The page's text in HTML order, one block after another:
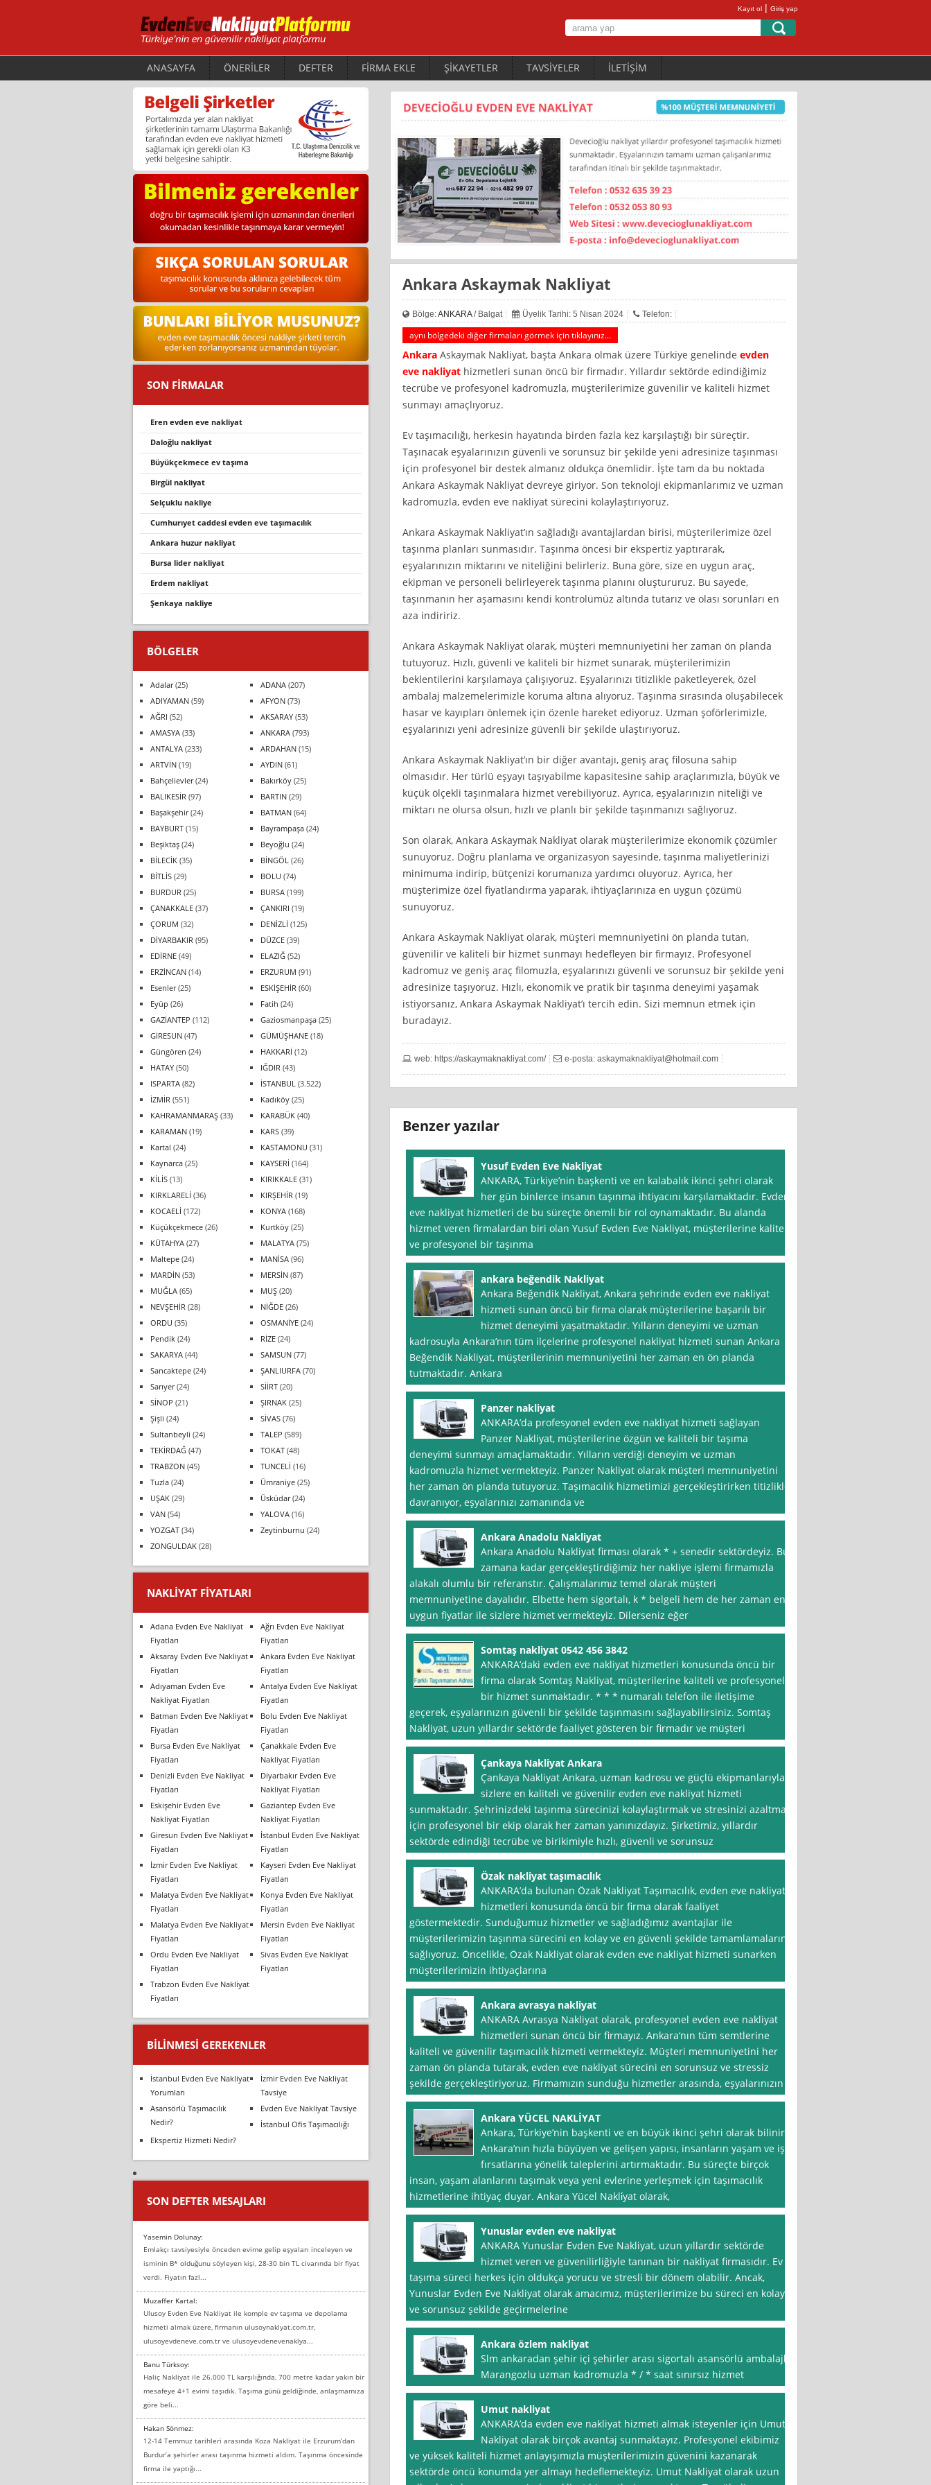
Kayıt ol | Giriş yap
ANASAYFA ÖNERİLER DEFTER FİRMA EKLE ŞİKAYETLER TAVSİYELER İLETİŞİM
Ankara Askaymak Nakliyat
Bölge:ANKARA/ Balgat Üyelik Tarihi: 5 Nisan 2024 Telefon:
aynı bölgedeki diğer firmaları görmek için tıklayınız...
AnkaraAskaymak Nakliyat, başta Ankara olmak üzere Türkiye genelinde evden
eve nakliyathizmetleri sunan öncü bir firmadır. Yıllardır sektörde edindiğimiz
tecrübe ve profesyonel kadromuzla, müşterilerimize güvenilir ve kaliteli hizmet
sunmayı amaçlıyoruz.
Ev taşımacılığı, herkesin hayatında birden fazla kez karşılaştığı bir süreçtir.
Taşınacak eşyalarınızın güvenli ve sorunsuz bir şekilde yeni adresinize taşınması
için profesyonel bir destek almanız oldukça önemlidir. İşte tam da bu noktada
Ankara Askaymak Nakliyat devreye giriyor. Son teknoloji ekipmanlarımız ve uzman
kadromuzla, evden eve nakliyat sürecini kolaylaştırıyoruz.
Ankara Askaymak Nakliyat’ın sağladığı avantajlardan birisi, müşterilerimize özel
taşınma planları sunmasıdır. Taşınma öncesi bir ekspertiz yaptırarak,
eşyalarınızın miktarını ve niteliğini belirleriz. Buna göre, size en uygun araç,
ekipman ve personeli belirleyerek taşınma planını oluştururuz. Bu sayede,
taşınmanın her aşamasını kendi kontrolümüz altında tutarız ve olası sorunları en
aza indiririz.
Ankara Askaymak Nakliyat olarak, müşteri memnuniyetini her zaman ön planda
tutuyoruz. Hızlı, güvenli ve kaliteli bir hizmet sunarak, müşterilerimizin
beklentilerini karşılamaya çalışıyoruz. Eşyalarınızı titizlikle paketleyerek, özel
ambalaj malzemelerimizle koruma altına alıyoruz. Taşınma sırasında oluşabilecek
hasar ve kayıpları önlemek için özenle hareket ediyoruz. Uzman şoförlerimizle,
eşyalarınızı yeni adresinize güvenli bir şekilde ulaştırıyoruz.
Ankara Askaymak Nakliyat’ın bir diğer avantajı, geniş araç filosuna sahip
olmasıdır. Her türlü eşyayı taşıyabilme kapasitesine sahip araçlarımızla, büyük ve
küçük ölçekli taşınmalara hizmet verebiliyoruz. Ayrıca, eşyalarınızın niteliği ve
miktarı ne olursa olsun, hızlı ve planlı bir şekilde taşınmanızı sağlıyoruz.
Son olarak, Ankara Askaymak Nakliyat olarak müşterilerimize ekonomik çözümler
sunuyoruz. Doğru planlama ve organizasyon sayesinde, taşınma maliyetlerinizi
minimuma indirip, bütçenizi korumanıza yardımcı oluyoruz. Ayrıca, her
müşterimize özel fiyatlandırma yaparak, ihtiyaçlarınıza en uygun çözümü
sunuyoruz.
Ankara Askaymak Nakliyat olarak, müşteri memnuniyetini ön planda tutan,
güvenilir ve kaliteli bir hizmet sunmayı hedefleyen bir firmayız. Profesyonel
kadromuz ve geniş araç filomuzla, eşyalarınızı güvenli ve sorunsuz bir şekilde yeni
adresinize taşıyoruz. Hızlı, ekonomik ve pratik bir taşınma deneyimi yaşamak
istiyorsanız, Ankara Askaymak Nakliyat’ı tercih edin. Sizi memnun etmek için
buradayız.
web: https://askaymaknakliyat.com/ e-posta: askaymaknakliyat@hotmail.com
Benzer yazılar
Yusuf Evden Eve Nakliyat
ANKARA, Türkiye’nin başkenti ve en kalabalık ikinci şehri olarak
her gün binlerce insanın taşınma ihtiyacını karşılamaktadır. Evden
eve nakliyat hizmetleri de bu süreçte önemli bir rol oynamaktadır. Bu alanda
hizmet veren firmalardan biri olan Yusuf Evden Eve Nakliyat, müşterilerine kaliteli
ve profesyonel bir taşınma
ankara beğendik Nakliyat
Ankara Beğendik Nakliyat, Ankara şehrinde evden eve nakliyat
hizmeti sunan öncü bir firma olarak müşterilerine başarılı bir
hizmet deneyimi yaşatmaktadır. Yılların deneyimi ve uzman
kadrosuyla Ankara’nın tüm ilçelerine profesyonel nakliyat hizmeti sunan Ankara
Beğendik Nakliyat, müşterilerinin memnuniyetini her zaman en ön planda
tutmaktadır. Ankara
Panzer nakliyat
ANKARA’da profesyonel evden eve nakliyat hizmeti sağlayan
Panzer Nakliyat, müşterilerine özgün ve kaliteli bir taşıma
deneyimi sunmayı amaçlamaktadır. Yılların verdiği deneyim ve uzman
kadromuzla hizmet vermekteyiz. Panzer Nakliyat olarak müşteri memnuniyetini
her zaman ön planda tutuyoruz. Taşımacılık hizmetimizi gerçekleştirirken titizlikle
davranıyor, eşyalarınızı zamanında ve
Ankara Anadolu Nakliyat
Ankara Anadolu Nakliyat firması olarak * + senedir sektördeyiz. Bu
zamana kadar gerçekleştirdiğimiz her nakliye işlemi firmamızla
alakalı olumlu bir referanstır. Çalışmalarımız temel olarak müşteri
memnuniyetine dayalıdır. Elbette hem sigortalı, k * belgeli hem de her zaman en
uygun fiyatlar ile sizlere hizmet vermekteyiz. Dilerseniz eğer
Somtaş nakliyat 0542 456 3842
ANKARA’daki evden eve nakliyat hizmetleri konusunda öncü bir
firma olarak Somtaş Nakliyat, müşterilerine kaliteli ve profesyonel
bir hizmet sunmaktadır. * * * numaralı telefon ile iletişime
geçerek, eşyalarınızın güvenli bir şekilde taşınmasını sağlayabilirsiniz. Somtaş
Nakliyat, uzun yıllardır sektörde faaliyet gösteren bir firmadır ve müşteri
Çankaya Nakliyat Ankara
Çankaya Nakliyat Ankara, uzman kadrosu ve güçlü ekipmanlarıyla
sizlere en kaliteli ve güvenilir evden eve nakliyat hizmeti
sunmaktadır. Şehrinizdeki taşınma sürecinizi kolaylaştırmak ve stresinizi azaltmak
için profesyonel bir ekip olarak her zaman yanınızdayız. Şirketimiz, yıllardır
sektörde edindiği tecrübe ve birikimiyle hızlı, güvenli ve sorunsuz
Özak nakliyat taşımacılık
ANKARA’da bulunan Özak Nakliyat Taşımacılık, evden eve nakliyat
hizmetleri konusunda öncü bir firma olarak faaliyet
göstermektedir. Sunduğumuz hizmetler ve sağladığımız avantajlar ile
müşterilerimizin taşınma sürecini en kolay ve en güvenli şekilde tamamlamalarını
sağlıyoruz. Öncelikle, Özak Nakliyat olarak evden eve nakliyat hizmeti sunarken
müşterilerimizin ihtiyaçlarına
Ankara avrasya nakliyat
ANKARA Avrasya Nakliyat olarak, profesyonel evden eve nakliyat
hizmetleri sunan öncü bir firmayız. Ankara‘nın tüm semtlerine
kaliteli ve güvenilir taşımacılık hizmeti vermekteyiz. Müşteri memnuniyetini her
zaman ön planda tutarak, evden eve nakliyat sürecini en sorunsuz ve stressiz
şekilde gerçekleştiriyoruz. Firmamızın sunduğu hizmetler arasında, eşyalarınızın
Ankara YÜCEL NAKLİYAT
Ankara, Türkiye’nin başkenti ve en büyük ikinci şehri olarak bilinir.
Ankara’nın hızla büyüyen ve gelişen yapısı, insanların yaşam ve iş
fırsatlarına yönelik taleplerini artırmaktadır. Bu süreçte birçok
insan, yaşam alanlarını taşımak veya yeni evlerine yerleşmek için taşımacılık
hizmetlerine ihtiyaç duyar. Ankara Yücel Nakli̇yat olarak,
Yunuslar evden eve nakliyat
ANKARA Yunuslar Evden Eve Nakliyat, uzun yıllardır sektörde
hizmet veren ve güvenilirliğiyle tanınan bir nakliyat firmasıdır. Ev
taşıma süreci herkes için oldukça yorucu ve stresli bir dönem olabilir. Ancak,
Yunuslar Evden Eve Nakliyat olarak amacımız, müşterilerimize bu süreci en kolay
ve sorunsuz şekilde geçirmelerine
Ankara özlem nakliyat
Slm ankaradan şehir içi şehirler arası sigortalı asansörlü ambalajlı
Marangozlu uzman kadromuzla * / * saat sınırsız hizmet
Umut nakliyat
ANKARA’da evden eve nakliyat hizmeti almak isteyenler için Umut
Nakliyat olarak birçok avantaj sunmaktayız. Profesyonel ekibimiz
ve yüksek kaliteli hizmet anlayışımızla müşterilerimizin güvenini kazanarak
sektörde öncü konumda yer almayı hedeflemekteyiz. Umut Nakliyat olarak uzun
SON FİRMALAR
eren evden eve nakliyat
daloğlu nakli̇yat
büyükçekmece ev taşıma
birgül nakliyat
selçuklu nakli̇ye
cumhurıyet caddesi evden eve taşımacılık
ankara huzur nakliyat
bursa lider nakliyat
erdem nakli̇yat
şenkaya nakli̇ye
BÖLGELER
Adalar(25) ADANA (207)
ADIYAMAN (59) AFYON (73)
AĞRI (52) AKSARAY (53)
AMASYA (33) ANKARA (793)
ANTALYA (233) ARDAHAN (15)
ARTVİN (19) AYDIN (61)
Bahçelievler(24) Bakırköy (25)
BALIKESİR (97) BARTIN (29)
Başakşehir(24) BATMAN (64)
BAYBURT (15) Bayrampaşa (24)
Beşiktaş (24) Beyoğlu (24)
BİLECİK (35) BİNGÖL (26)
BİTLİS (29) BOLU (74)
BURDUR (25) BURSA (199)
ÇANAKKALE (37) ÇANKIRI (19)
ÇORUM (32) DENİZLİ (125)
DİYARBAKIR (95) DÜZCE (39)
EDİRNE (49) ELAZIĞ (52)
ERZİNCAN (14) ERZURUM (91)
Esenler(25) ESKİŞEHİR (60)
Eyüp (26) Fatih (24)
GAZİANTEP (112) Gaziosmanpaşa (25)
GİRESUN (47) GÜMÜŞHANE (18)
Güngören (24) HAKKARİ (12)
HATAY (50) IĞDIR (43)
ISPARTA (82) İSTANBUL (3.522)
İZMİR (551) Kadıköy (25)
KAHRAMANMARAŞ (33) KARABÜK (40)
KARAMAN (19) KARS (39)
Kartal (24) KASTAMONU (31)
Kaynarca (25) KAYSERİ (164)
KİLİS (13) KIRIKKALE (31)
KIRKLARELİ (36) KIRŞEHİR (19)
KOCAELİ (172) KONYA (168)
Küçükçekmece (26) Kurtköy (25)
KÜTAHYA (27) MALATYA (75)
Maltepe (24) MANİSA (96)
MARDİN (53) MERSİN (87)
MUĞLA (65) MUŞ (20)
NEVŞEHİR (28) NİĞDE (26)
ORDU (35) OSMANİYE (24)
Pendik (24) RİZE (24)
SAKARYA (44) SAMSUN (77)
Sancaktepe (24) ŞANLIURFA (70)
Sarıyer(24) SİİRT (20)
SİNOP (21) ŞIRNAK (25)
Şişli (24) SİVAS (76)
Sultanbeyli (24) TALEP (589)
TEKİRDAĞ (47) TOKAT (48)
TRABZON (45) TUNCELİ (16)
Tuzla (24) Ümraniye (25)
UŞAK (29) Üsküdar(24)
VAN (54) YALOVA (16)
YOZGAT (34) Zeytinburnu (24)
ZONGULDAK (28)
NAKLIYAT FIYATLARI
Adana Evden Eve Nakliyat
Fiyatları
Ağrı Evden Eve Nakliyat
Fiyatları
Aksaray Evden Eve Nakliyat
Fiyatları
Ankara Evden Eve Nakliyat
Fiyatları
Adıyaman Evden Eve
Nakliyat Fiyatları
Antalya Evden Eve Nakliyat
Fiyatları
Batman Evden Eve Nakliyat
Fiyatları
Bolu Evden Eve Nakliyat
Fiyatları
Bursa Evden Eve Nakliyat
Fiyatları
Çanakkale Evden Eve
Nakliyat Fiyatları
Denizli Evden Eve Nakliyat
Fiyatları
Diyarbakır Evden Eve
Nakliyat Fiyatları
Eskişehir Evden Eve
Nakliyat Fiyatları
Gaziantep Evden Eve
Nakliyat Fiyatları
Giresun Evden Eve Nakliyat
Fiyatları
İstanbul Evden Eve Nakliyat
Fiyatları
İzmir Evden Eve Nakliyat
Fiyatları
Kayseri Evden Eve Nakliyat
Fiyatları
Malatya Evden Eve Nakliyat
Fiyatları
Konya Evden Eve Nakliyat
Fiyatları
Malatya Evden Eve Nakliyat
Fiyatları
Mersin Evden Eve Nakliyat
Fiyatları
Ordu Evden Eve Nakliyat
Fiyatları
Sivas Evden Eve Nakliyat
Fiyatları
Trabzon Evden Eve Nakliyat
Fiyatları
BILINMESI GEREKENLER
İstanbul Evden Eve Nakliyat
Yorumları
İzmir Evden Eve Nakliyat
Tavsiye
Asansörlü Taşımacılık
Nedir?
Evden Eve Nakliyat Tavsiye
İstanbul Ofis Taşımacılığı
Ekspertiz Hizmeti Nedir?
SON DEFTER MESAJLARI
Yasemin Dolunay:
Emlakçı tavsiyesiyle önceden evime gelip eşyaları inceleyen ve
isminin B* olduğunu söyleyen kişi, 28-30 bin TL civarında bir fiyat
verdi. Fiyatın fazl...
Muzaffer Kartal:
Ulusoy Evden Eve Nakliyat ile komple ev taşıma ve depolama
hizmeti almak üzere, firmanın ulusoynaklyat.com.tr,
ulusoyevdeneve.com.tr ve ulusoyevdenevenaklya...
Banu Türksoy:
Haliç Nakliyat ile 26.000 TL karşılığında, 700 metre kadar yakın bir
mesafeye 4+1 evimi taşıdık. Taşıma günü geldiğinde, anlaşmamıza
göre beli...
Hakan Sönmez:
12-14 Temmuz tarihleri arasında Koza Nakliyat ile Erzurum’dan
Burdur’a şehirler arası taşınma hizmeti aldım. Taşınma öncesinde
firma ile yaptığı...